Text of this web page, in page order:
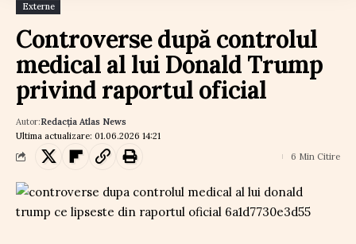
Externe
Controverse după controlul
medical al lui Donald Trump
privind raportul oficial
Ultima actualizare: 01.06.2026 14:21
Autor:Redacția Atlas News
6 Min Citire